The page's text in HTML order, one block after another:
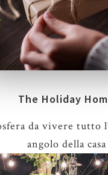
The Holiday
da vivere tutto
angolo della casa